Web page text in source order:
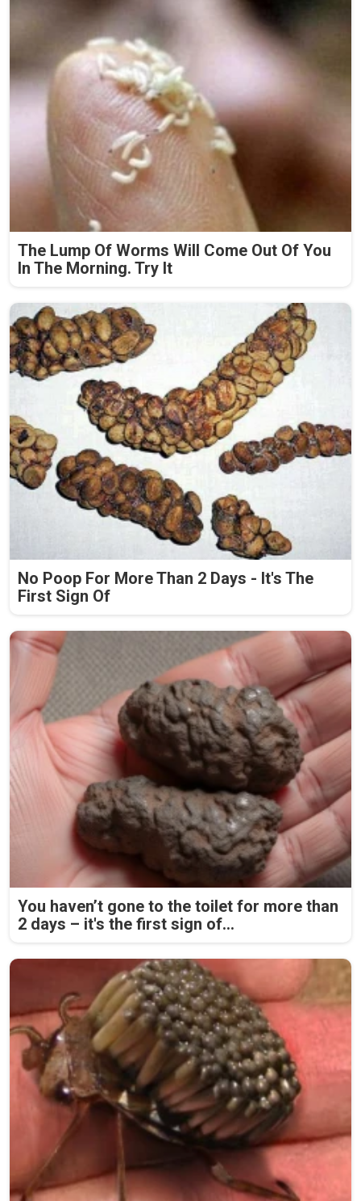
The Lump Of Worms Will Come Out Of You
In The Morning. Try It
No Poop For More Than 2 Days - It's The
First Sign Of
You haven’t gone to the toilet for more than
2 days – it's the first sign of...